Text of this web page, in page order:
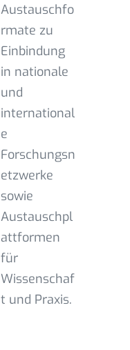
Austauschfo
rmate zu
Einbindung
in nationale
und
international
e
Forschungsn
etzwerke
sowie
Austauschpl
attformen
für
Wissenschaf
t und Praxis.